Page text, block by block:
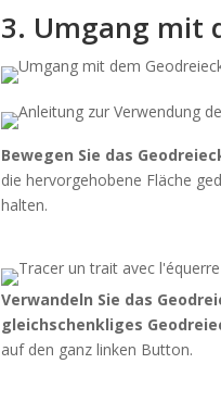
3. Umgang mit
Bewegen Sie das
die hervorgehobene Fläche
halten.
Verwandeln Sie das
gleichschenkliges
auf den ganz linken Button.